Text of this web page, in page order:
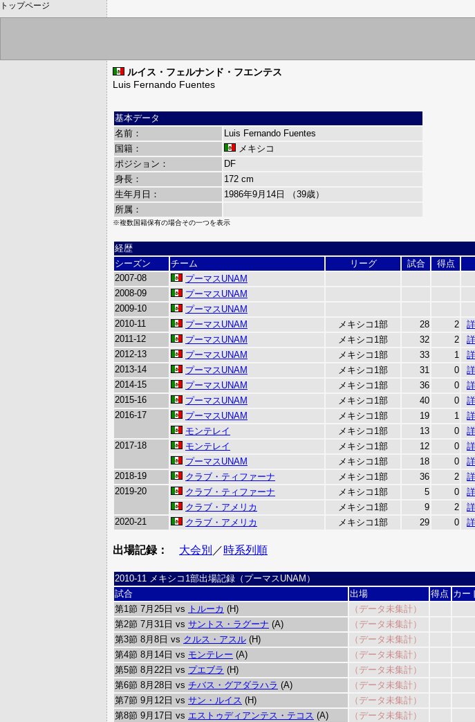
トップページ
ルイス・フェルナンド・フエンテス
Luis Fernando Fuentes
基本データ
名前：
Luis Fernando Fuentes
国籍：
メキシコ
ポジション：
DF
身長：
172 cm
生年月日：
1986年9月14日 （39歳）
所属：
※複数国籍保有の場合その一つを表示
経歴
シーズン
チーム リーグ 試合
得点
2007-08
プーマスUNAM
2008-09
プーマスUNAM
2009-10
プーマスUNAM
2010-11
プーマスUNAM メキシコ1部 28 2
2011-12
プーマスUNAM メキシコ1部 32 2
2012-13
プーマスUNAM メキシコ1部 33 1
2013-14
プーマスUNAM メキシコ1部 31 0
2014-15
プーマスUNAM メキシコ1部 36 0
2015-16
プーマスUNAM メキシコ1部 40 0
2016-17
プーマスUNAM メキシコ1部 19 1
モンテレイ
メキシコ1部 13 0
2017-18
モンテレイ メキシコ1部 12 0
プーマスUNAM
メキシコ1部 18 0
2018-19
クラブ・ティファーナ メキシコ1部 36 2
2019-20
クラブ・ティファーナ メキシコ1部 5 0
クラブ・アメリカ
メキシコ1部 9 2
2020-21
クラブ・アメリカ メキシコ1部 29 0
出場記録： 大会別 ／時系列順
2010-11 メキシコ1部出場記録（プーマスUNAM）
試合
出場 得点 カー
第1節 7月25日 vs トルーカ (H) （データ未集計）
第2節 7月31日 vs サントス・ラグーナ (A) （データ未集計）
第3節 8月8日 vs クルス・アスル (H) （データ未集計）
第4節 8月14日 vs モンテレー (A) （データ未集計）
第5節 8月22日 vs プエブラ (H) （データ未集計）
第6節 8月28日 vs チバス・グアダラハラ (A) （データ未集計）
第7節 9月12日 vs サン・ルイス (H) （データ未集計）
第8節 9月17日 vs エストゥディアンテス・テコス (A) （データ未集計）